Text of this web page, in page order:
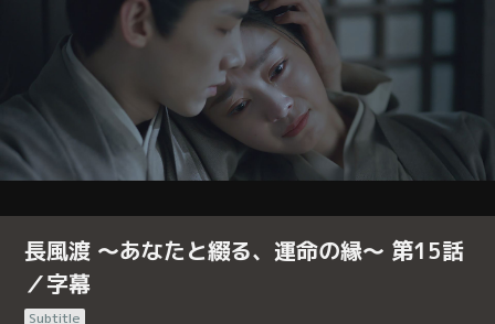
長風渡 ～あなたと綴る、運命の縁～ 第15話
／字幕
Subtitle